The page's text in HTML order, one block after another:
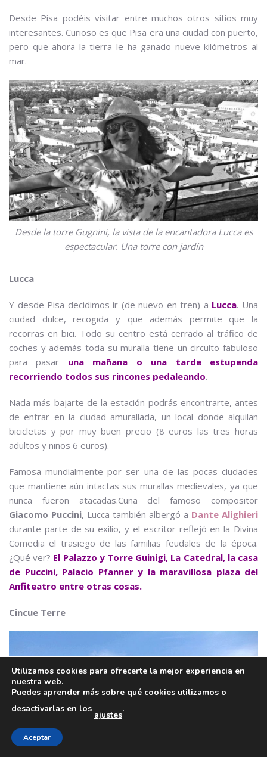
Desde Pisa podéis visitar entre muchos otros sitios muy
interesantes. Curioso es que Pisa era una ciudad con puerto,
pero que ahora la tierra le ha ganado nueve kilómetros al
mar.
Desde la torre Gugnini, la vista de la encantadora Lucca es
espectacular. Una torre con jardín
Lucca
Y desde Pisa decidimos ir (de nuevo en tren) a Lucca. Una
ciudad dulce, recogida y que además permite que la
recorras en bici. Todo su centro está cerrado al tráfico de
coches y además toda su muralla tiene un circuito fabuloso
para pasar una mañana o una tarde estupenda
recorriendo todos sus rincones pedaleando.
Nada más bajarte de la estación podrás encontrarte, antes
de entrar en la ciudad amurallada, un local donde alquilan
bicicletas y por muy buen precio (8 euros las tres horas
adultos y niños 6 euros).
Famosa mundialmente por ser una de las pocas ciudades
que mantiene aún intactas sus murallas medievales, ya que
nunca fueron atacadas.Cuna del famoso compositor
Giacomo Puccini, Lucca también albergó a Dante Alighieri
durante parte de su exilio, y el escritor reflejó en la Divina
Comedia el trasiego de las familias feudales de la época.
¿Qué ver? El Palazzo y Torre Guinigi, La Catedral, la casa
de Puccini, Palacio Pfanner y la maravillosa plaza del
Anfiteatro entre otras cosas.
Cincue Terre
Utilizamos cookies para ofrecerte la mejor experiencia en
nuestra web.
Puedes aprender más sobre qué cookies utilizamos o
desactivarlas en los
ajustes
.
Aceptar